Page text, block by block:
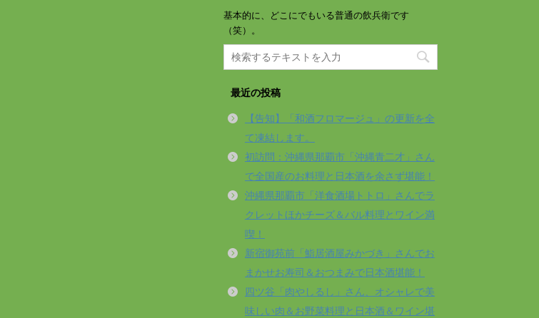
基本的に、どこにでもいる普通の飲兵衛です
（笑）。
最近の投稿
【告知】「和酒フロマージュ」の更新を全
て凍結します。
初訪問：沖縄県那覇市「沖縄青二才」さん
で全国産のお料理と日本酒を余さず堪能！
沖縄県那覇市「洋食酒場トトロ」さんでラ
クレットほかチーズ＆バル料理とワイン満
喫！
新宿御苑前「鮨居酒屋みかづき」さんでお
まかせお寿司＆おつまみで日本酒堪能！
四ツ谷「肉やしるし」さん、オシャレで美
味しい肉＆お野菜料理と日本酒＆ワイン堪